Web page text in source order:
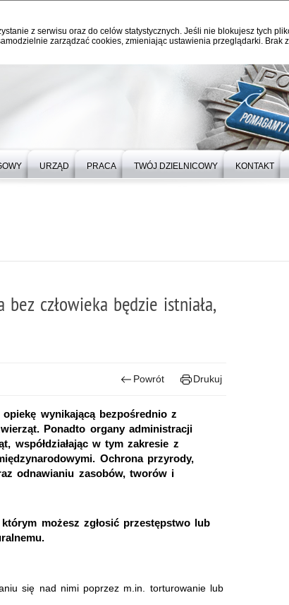
z serwisu oraz do celów statystycznych. Jeśli nie blokujesz tych
zarządzać cookies, zmieniając ustawienia przeglądarki. Brak
URZĄD PRACA TWÓJ DZIELNICOWY KONTAKT
bez człowieka będzie istniała,
Powrót Drukuj
wynikającą bezpośrednio z
Ponadto organy administracji
współdziałając w tym zakresie z
Ochrona przyrody,
odnawianiu zasobów, tworów i
możesz zgłosić przestępstwo lub
się nad nimi poprzez m.in. torturowanie lub